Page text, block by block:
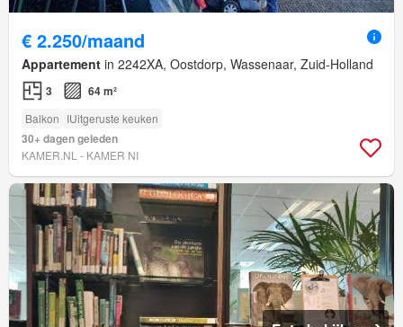
€ 2.250/maand
Appartement in 2242XA, Oostdorp, Wassenaar, Zuid-Holland
3 64 m²
Balkon IUitgeruste keuken
30+ dagen geleden
KAMER.NL - KAMER NI